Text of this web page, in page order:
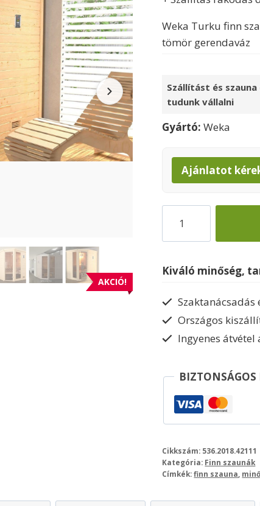
AKCIÓ!
Weka Turku finn
tömör gerendaváz
Szállítást és
tudunk vállalni
Gyártó:Weka
Ajánlatot
szauna
TurkuX
mennyiség
Kiváló minőség,
Országos
Ingyenes
BIZTONSÁGOS
Cikkszám: 536.2018.42111
Kategória: Finn szaunák
Címkék:finn szauna